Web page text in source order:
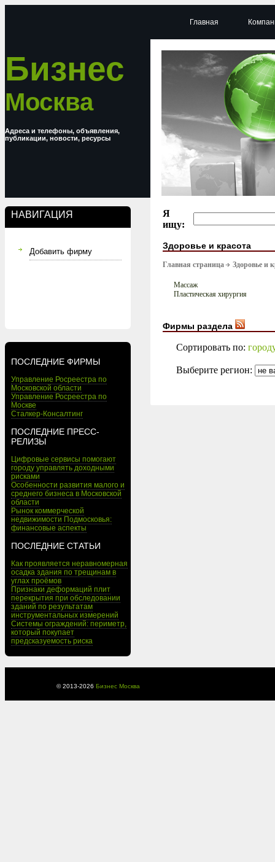
Бизнес
Москва
Адреса и телефоны, объявления,
публикации, новости, ресурсы
НАВИГАЦИЯ
Добавить фирму
ПОСЛЕДНИЕ ФИРМЫ
Управление Росреестра по
Московской области
Управление Росреестра по
Москве
Сталкер-Консалтинг
ПОСЛЕДНИЕ ПРЕСС-
РЕЛИЗЫ
Цифровые сервисы помогают
городу управлять доходными
рисками
Особенности развития малого и
среднего бизнеса в Московской
области
Рынок коммерческой
недвижимости Подмосковья:
финансовые аспекты
ПОСЛЕДНИЕ СТАТЬИ
Как проявляется неравномерная
осадка здания по трещинам в
углах проёмов
Признаки деформаций плит
перекрытия при обследовании
зданий по результатам
инструментальных измерений
Системы ограждений: периметр,
который покупает
предсказуемость риска
Главная
Я
ищу:
Здоровье и красота
Главная страница Здоровье и
Массаж
Пластическая хирургия
Фирмы раздела
Сортировать по:
Выберите регион:
© 2013-2026 Бизнес Москва